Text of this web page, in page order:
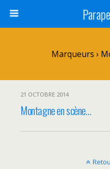
Marqueurs ›
21 OCTOBRE 2014
Montagne en scène…